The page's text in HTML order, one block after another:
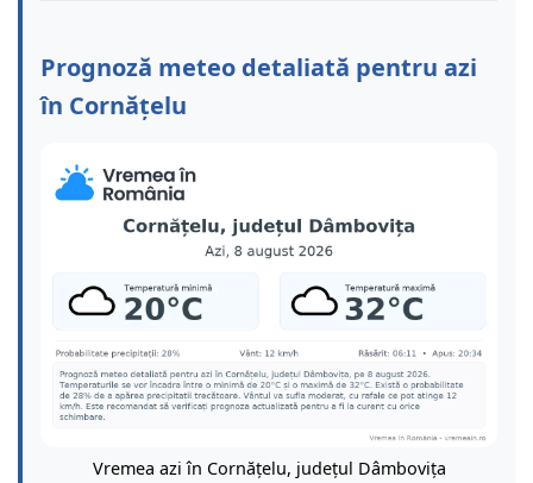
Prognoză meteo detaliată pentru azi
în Cornățelu
Vremea azi în Cornățelu, județul Dâmbovița